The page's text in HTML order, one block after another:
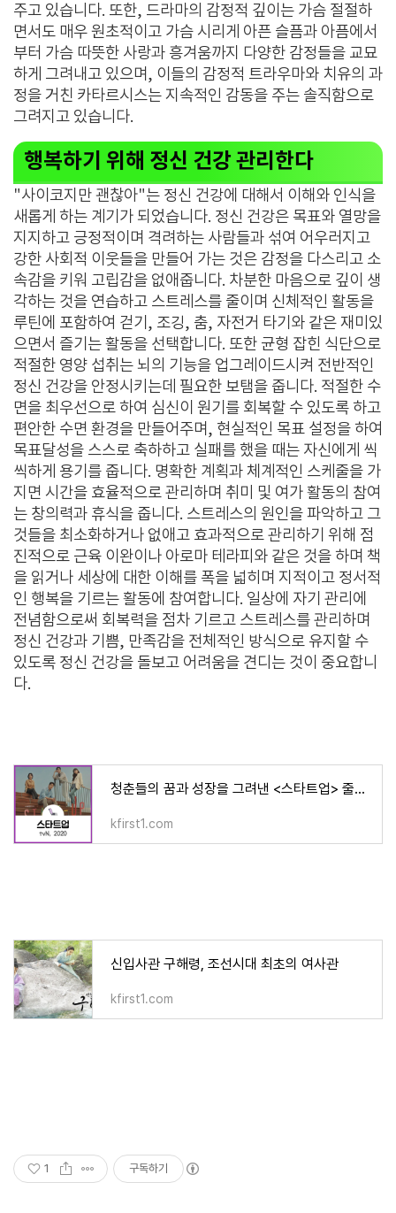
주고 있습니다. 또한, 드라마의 감정적 깊이는 가슴 절절하
면서도 매우 원초적이고 가슴 시리게 아픈 슬픔과 아픔에서
부터 가슴 따뜻한 사랑과 흥겨움까지 다양한 감정들을 교묘
하게 그려내고 있으며, 이들의 감정적 트라우마와 치유의 과
정을 거친 카타르시스는 지속적인 감동을 주는 솔직함으로
그려지고 있습니다.
행복하기 위해 정신 건강 관리한다
"사이코지만 괜찮아"는 정신 건강에 대해서 이해와 인식을
새롭게 하는 계기가 되었습니다. 정신 건강은 목표와 열망을
지지하고 긍정적이며 격려하는 사람들과 섞여 어우러지고
강한 사회적 이웃들을 만들어 가는 것은 감정을 다스리고 소
속감을 키워 고립감을 없애줍니다. 차분한 마음으로 깊이 생
각하는 것을 연습하고 스트레스를 줄이며 신체적인 활동을
루틴에 포함하여 걷기, 조깅, 춤, 자전거 타기와 같은 재미있
으면서 즐기는 활동을 선택합니다. 또한 균형 잡힌 식단으로
적절한 영양 섭취는 뇌의 기능을 업그레이드시켜 전반적인
정신 건강을 안정시키는데 필요한 보탬을 줍니다. 적절한 수
면을 최우선으로 하여 심신이 원기를 회복할 수 있도록 하고
편안한 수면 환경을 만들어주며, 현실적인 목표 설정을 하여
목표달성을 스스로 축하하고 실패를 했을 때는 자신에게 씩
씩하게 용기를 줍니다. 명확한 계획과 체계적인 스케줄을 가
지면 시간을 효율적으로 관리하며 취미 및 여가 활동의 참여
는 창의력과 휴식을 줍니다. 스트레스의 원인을 파악하고 그
것들을 최소화하거나 없애고 효과적으로 관리하기 위해 점
진적으로 근육 이완이나 아로마 테라피와 같은 것을 하며 책
을 읽거나 세상에 대한 이해를 폭을 넓히며 지적이고 정서적
인 행복을 기르는 활동에 참여합니다. 일상에 자기 관리에
전념함으로써 회복력을 점차 기르고 스트레스를 관리하며
정신 건강과 기쁨, 만족감을 전체적인 방식으로 유지할 수
있도록 정신 건강을 돌보고 어려움을 견디는 것이 중요합니
다.
청춘들의 꿈과 성장을 그려낸 <스타트업> 줄거리
kfirst1.com
신입사관 구해령, 조선시대 최초의 여사관
kfirst1.com
1 구독하기